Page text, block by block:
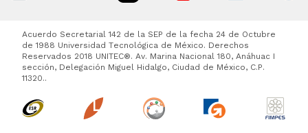
Acuerdo Secretarial 142 de la SEP de la fecha 24 de Octubre
de 1988 Universidad Tecnológica de México. Derechos
Reservados 2018 UNITEC®. Av. Marina Nacional 180, Anáhuac I
sección, Delegación Miguel Hidalgo, Ciudad de México, C.P.
11320..